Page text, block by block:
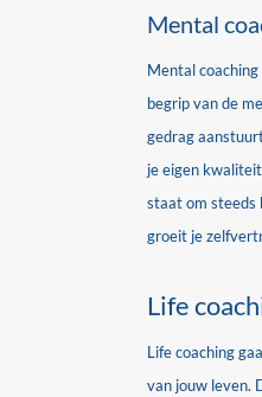
Mental
Mental
begrip van de
gedrag
je eigen
staat om steeds
groeit je
Life
Life coaching
van jouw leven.